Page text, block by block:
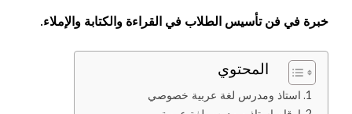
خبرة في فن تأسيس الطلاب في القراءة والكتابة والإملاء.
المحتوي
استاذ ومدرس لغة عربية خصوصي